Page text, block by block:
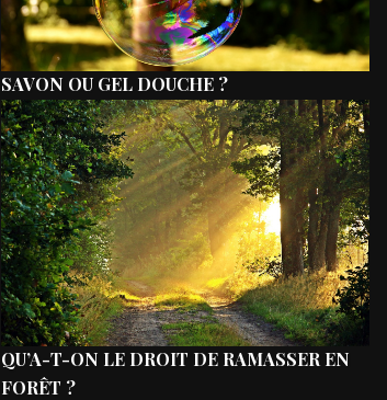
SAVON OU GEL DOUCHE ?
QU’A-T-ON LE DROIT DE RAMASSER EN
FORÊT ?